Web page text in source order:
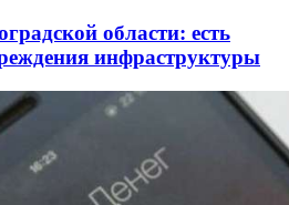
области: есть
инфраструктуры
топе зарплатного
ВолгГМУ вошли в топ‑15
и фармацевтики